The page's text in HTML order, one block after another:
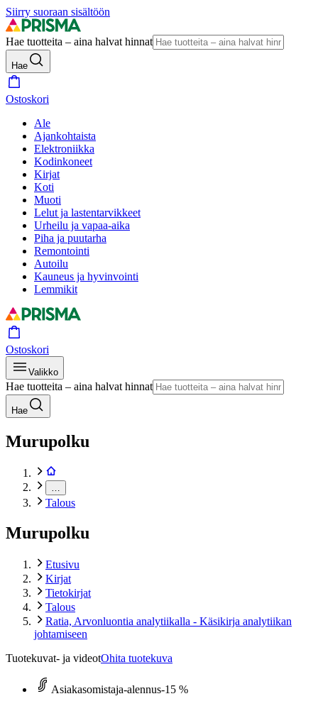
Siirry suoraan sisältöön
Hae tuotteita – aina halvat hinnat
Hae
Ostoskori
Ale
Ajankohtaista
Elektroniikka
Kodinkoneet
Kirjat
Koti
Muoti
Lelut ja lastentarvikkeet
Urheilu ja vapaa-aika
Piha ja puutarha
Remontointi
Autoilu
Kauneus ja hyvinvointi
Lemmikit
Ostoskori
Valikko
Hae tuotteita – aina halvat hinnat
Hae
Murupolku
Talous
Murupolku
Etusivu
Kirjat
Tietokirjat
Talous
Ratia, Arvonluontia analytiikalla - Käsikirja analytiikan
johtamiseen
Tuotekuvat- ja videotOhita tuotekuva
Asiakasomistaja-alennus-15 %